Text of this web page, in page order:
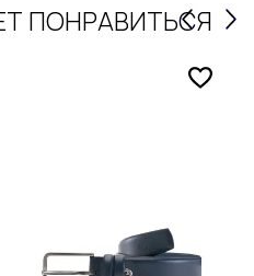
ПОНРАВИТЬСЯ